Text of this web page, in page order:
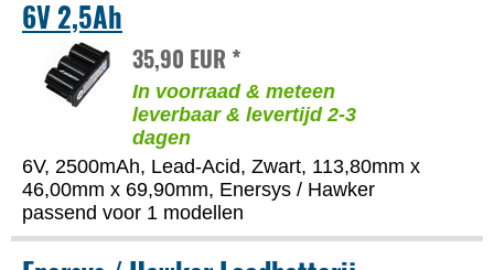
6V 2,5Ah
35,90 EUR *
In voorraad & meteen
leverbaar & levertijd 2-3
dagen
6V, 2500mAh, Lead-Acid, Zwart, 113,80mm x
46,00mm x 69,90mm, Enersys / Hawker
passend voor 1 modellen